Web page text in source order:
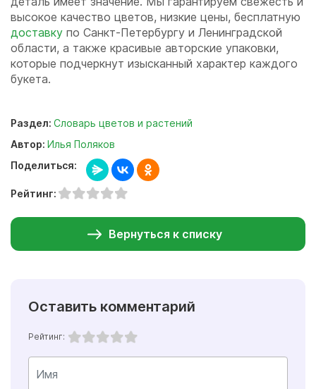
высокое качество цветов, низкие цены, бесплатную
доставку по Санкт-Петербургу и Ленинградской
области, а также красивые авторские упаковки,
которые подчеркнут изысканный характер каждого
букета.
Раздел: Словарь цветов и растений
Автор: Илья Поляков
Поделиться:
Рейтинг:
Вернуться к списку
Оставить комментарий
Рейтинг: